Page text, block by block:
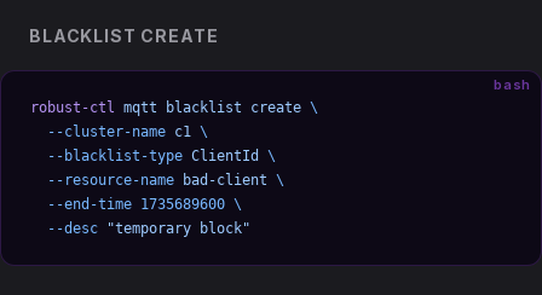
BLACKLIST CREATE
bash
robust-ctl mqtt blacklist create \
  --cluster-name
c1 \
  --blacklist-type
ClientId
\
  --resource-name
bad-client \
  --end-time
1735689600 \
  --desc
"temporary block"